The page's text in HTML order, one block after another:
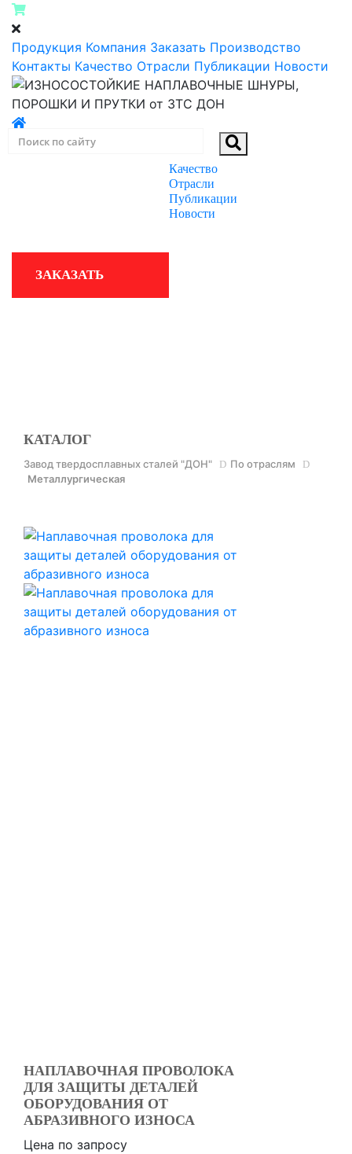
Продукция Компания Заказать Производство
Контакты Качество Отрасли Публикации Новости
ЗАКАЗАТЬ
Качество
Отрасли
Публикации
Новости
КАТАЛОГ
Завод твердосплавных сталей "ДОН"
По отраслям
Металлургическая
НАПЛАВОЧНАЯ ПРОВОЛОКА
ДЛЯ ЗАЩИТЫ ДЕТАЛЕЙ
ОБОРУДОВАНИЯ ОТ
АБРАЗИВНОГО ИЗНОСА
Цена по запросу